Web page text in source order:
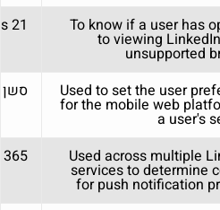
To know if a user has
to viewing
unsupported
21 days
Used to set the user
for the mobile web
a user's
סשן
Used across multiple
services to determine
for push notification
365 days